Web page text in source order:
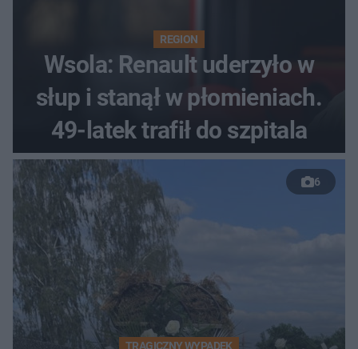
REGION
Wsola: Renault uderzyło w
słup i stanął w płomieniach.
49-latek trafił do szpitala
6
TRAGICZNY WYPADEK